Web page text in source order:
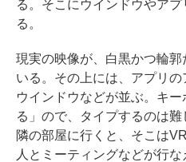
る。そこにウインドウやア
る。
現実の映像が、白黒かつ輪
いる。その上には、アプリ
ウインドウなどが並ぶ。キ
る」ので、タイプするのは
隣の部屋に行くと、そこは
人とミーティングなどが行